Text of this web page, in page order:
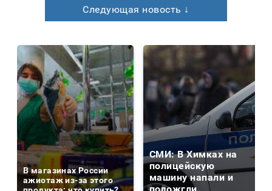
Следующая новость ↓
В магазинах России
ажиотаж из-за этого
СМИ: В Химках на
полицейскую
машину напали и